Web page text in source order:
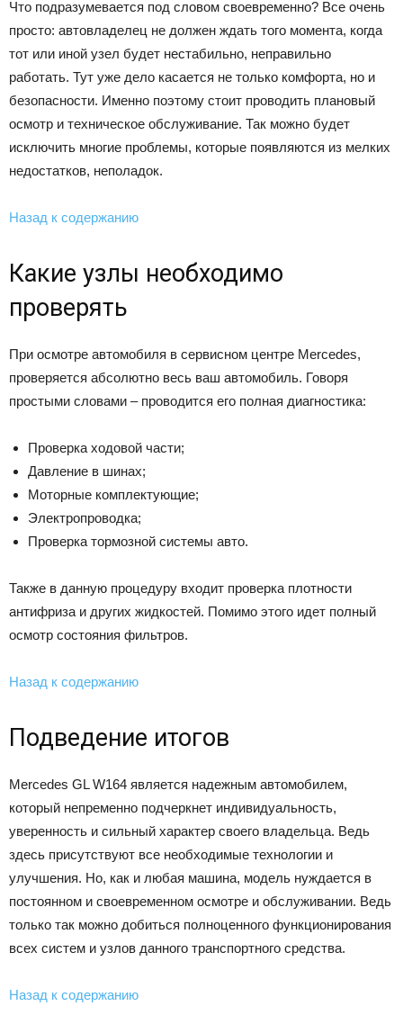
Что подразумевается под словом своевременно? Все очень
просто: автовладелец не должен ждать того момента, когда
тот или иной узел будет нестабильно, неправильно
работать. Тут уже дело касается не только комфорта, но и
безопасности. Именно поэтому стоит проводить плановый
осмотр и техническое обслуживание. Так можно будет
исключить многие проблемы, которые появляются из мелких
недостатков, неполадок.
Назад к содержанию
Какие узлы необходимо
проверять
При осмотре автомобиля в сервисном центре Mercedes,
проверяется абсолютно весь ваш автомобиль. Говоря
простыми словами – проводится его полная диагностика:
Проверка ходовой части;
Давление в шинах;
Моторные комплектующие;
Электропроводка;
Проверка тормозной системы авто.
Также в данную процедуру входит проверка плотности
антифриза и других жидкостей. Помимо этого идет полный
осмотр состояния фильтров.
Назад к содержанию
Подведение итогов
Mercedes GL W164 является надежным автомобилем,
который непременно подчеркнет индивидуальность,
уверенность и сильный характер своего владельца. Ведь
здесь присутствуют все необходимые технологии и
улучшения. Но, как и любая машина, модель нуждается в
постоянном и своевременном осмотре и обслуживании. Ведь
только так можно добиться полноценного функционирования
всех систем и узлов данного транспортного средства.
Назад к содержанию